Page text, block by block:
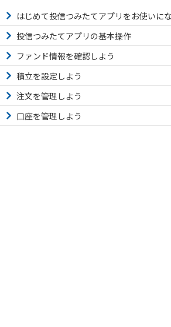
はじめて投信つみたてアプリをお使いに
投信つみたてアプリの基本操作
ファンド情報を確認しよう
積立を設定しよう
注文を管理しよう
口座を管理しよう